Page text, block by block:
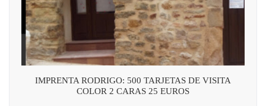
IMPRENTA RODRIGO: 500 TARJETAS DE VISITA
COLOR 2 CARAS 25 EUROS